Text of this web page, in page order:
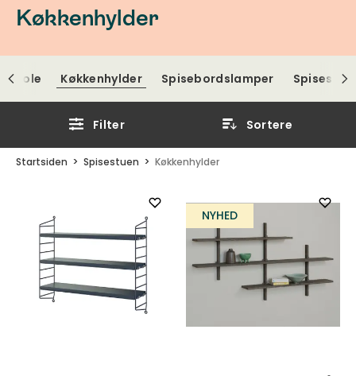
Køkkenhylder
Køkkenhylder Spisebordslamper
Filter Sortere
Startsiden Spisestuen Køkkenhylder
NYHED